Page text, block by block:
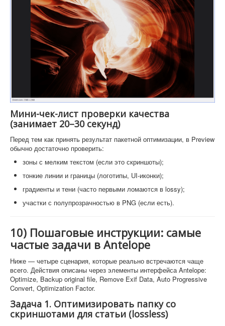
Мини-чек-лист проверки качества
(занимает 20–30 секунд)
Перед тем как принять результат пакетной оптимизации, в Preview
обычно достаточно проверить:
зоны с мелким текстом (если это скриншоты);
тонкие линии и границы (логотипы, UI-иконки);
градиенты и тени (часто первыми ломаются в lossy);
участки с полупрозрачностью в PNG (если есть).
10) Пошаговые инструкции: самые
частые задачи в Antelope
Ниже — четыре сценария, которые реально встречаются чаще
всего. Действия описаны через элементы интерфейса Antelope:
Optimize, Backup original file, Remove Exif Data, Auto Progressive
Convert, Optimization Factor.
Задача 1. Оптимизировать папку со
скриншотами для статьи (lossless)